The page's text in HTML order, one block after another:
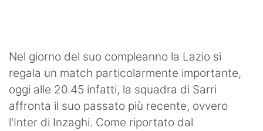
SHOP LAZIO
Contatti
Nel giorno del suo compleanno la Lazio si
regala un match particolarmente importante,
oggi alle 20.45 infatti, la squadra di Sarri
affronta il suo passato più recente, ovvero
l'Inter di Inzaghi. Come riportato dal